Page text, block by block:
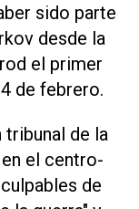
sido parte
desde la
el primer
de febrero.
de la
el centro-
de